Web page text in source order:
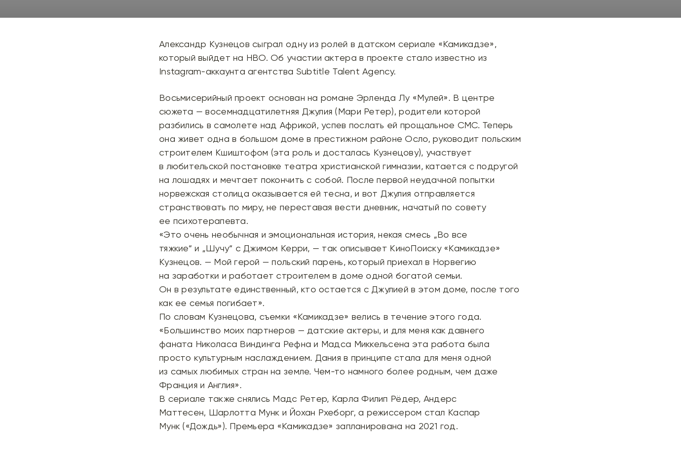
Александр Кузнецов сыграл одну из ролей в датском сериале «Камикадзе»,
который выйдет на HBO. Об участии актера в проекте стало известно из
Instagram-аккаунта агентства Subtitle Talent Agency.
Восьмисерийный проект основан на романе Эрленда Лу«Мулей». В центре
сюжета — восемнадцатилетняя Джулия ( Мари Ретер), родители которой
разбились в самолете над Африкой, успев послать ей прощальное СМС. Теперь
она живет одна в большом доме в престижном районе Осло, руководит польским
строителем Кшиштофом (эта роль и досталась Кузнецову), участвует
в любительской постановке театра христианской гимназии, катается с подругой
на лошадях и мечтает покончить с собой. После первой неудачной попытки
норвежская столица оказывается ей тесна, и вот Джулия отправляется
странствовать по миру, не переставая вести дневник, начатый по совету
ее психотерапевта.
«Это очень необычная и эмоциональная история, некая смесь „Во все
тяжкие“ и „Шучу“ с Джимом Керри, — так описывает КиноПоиску «Камикадзе»
Кузнецов. — Мой герой — польский парень, который приехал в Норвегию
на заработки и работает строителем в доме одной богатой семьи.
Он в результате единственный, кто остается с Джулией в этом доме, после того
как ее семья погибает».
По словам Кузнецова, съемки «Камикадзе» велись в течение этого года.
«Большинство моих партнеров — датские актеры, и для меня как давнего
фаната Николаса Виндинга Рефна и Мадса Миккельсена эта работа была
просто культурным наслаждением. Дания в принципе стала для меня одной
из самых любимых стран на земле. Чем-то намного более родным, чем даже
Франция и Англия».
В сериале также снялись Мадс Ретер, Карла Филип Рёдер, Андерс
Маттесен, Шарлотта Мунк и Йохан Рхеборг, а режиссером стал Каспар
Мунк ( «Дождь»). Премьера «Камикадзе» запланирована на 2021 год.